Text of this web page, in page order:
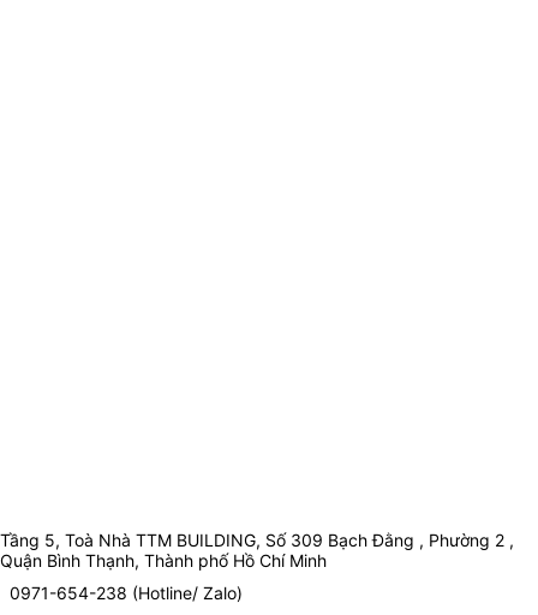
Tầng 5, Toà Nhà TTM BUILDING, Số 309 Bạch Đằng , Phường 2 ,
Quận Bình Thạnh, Thành phố Hồ Chí Minh
0971-654-238 (Hotline/ Zalo)